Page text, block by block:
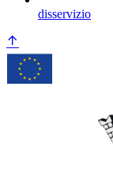
disservizio